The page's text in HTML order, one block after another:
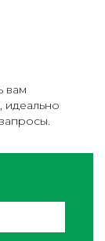
вам
идеально